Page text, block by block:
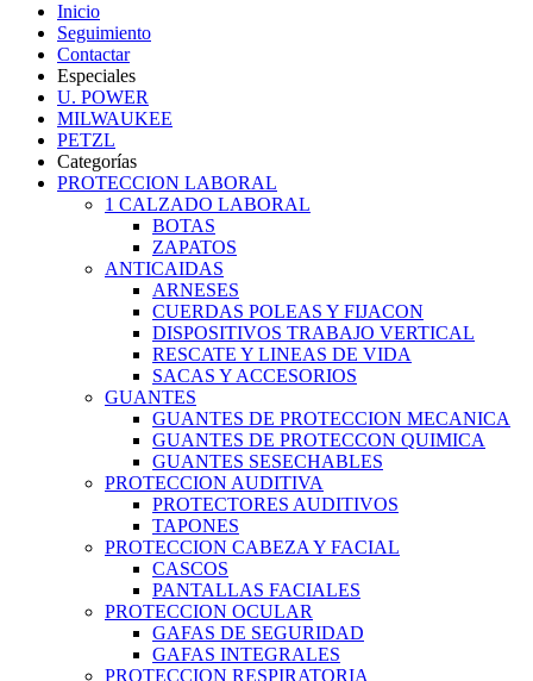
Inicio
Seguimiento
Contactar
Especiales
U. POWER
MILWAUKEE
PETZL
Categorías
PROTECCION LABORAL
1 CALZADO LABORAL
BOTAS
ZAPATOS
ANTICAIDAS
ARNESES
CUERDAS POLEAS Y FIJACON
DISPOSITIVOS TRABAJO VERTICAL
RESCATE Y LINEAS DE VIDA
SACAS Y ACCESORIOS
GUANTES
GUANTES DE PROTECCION MECANICA
GUANTES DE PROTECCON QUIMICA
GUANTES SESECHABLES
PROTECCION AUDITIVA
PROTECTORES AUDITIVOS
TAPONES
PROTECCION CABEZA Y FACIAL
CASCOS
PANTALLAS FACIALES
PROTECCION OCULAR
GAFAS DE SEGURIDAD
GAFAS INTEGRALES
PROTECCION RESPIRATORIA